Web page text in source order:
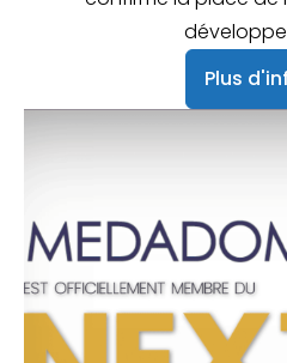
Plus